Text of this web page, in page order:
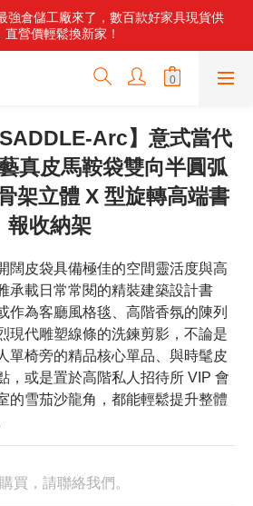
材家具震撼登場，搭配零重力電動沙發，
新定義居家舒適。
強倉儲工廠來了，數百款好家具現貨供
直營價輕鬆換新家！
家具震撼登場，搭配零重力電動沙發，
重新定義居家舒適。
SADDLE-Arc】意式當代
真皮馬鞍袋雙向半圓弧
架立體 X 型旋轉高端書
報收納架
闊皮袋具備極佳的空間靈活度與高
承載日常常閱的精裝建築設計書
作為客廳風格毯、高階香氛的陳列
現代雕塑線條的洗鍊剪影，不論是
單椅旁的精品核心單品、與時髦皮
，或是置於高階私人招待所 VIP 會
的雪茄沙龍角，都能輕鬆提升整體
買，請聯絡我們。